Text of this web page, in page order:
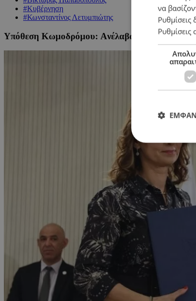
#Κυβέρνηση
#Κωνσταντίνος Λετυμπιώτης
Υπόθεση Κωμοδρόμου: Aνέλαβαν να βγάλουν
να
Ρυθμίσεις
Ρυθμίσεις